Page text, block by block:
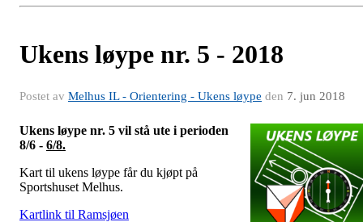
Ukens løype nr. 5 - 2018
Postet av Melhus IL - Orientering - Ukens løype den 7. jun 2018
Ukens løype nr. 5 vil stå ute i perioden
8/6 - 6/8.
Kart til ukens løype får du kjøpt på
Sportshuset Melhus.
Kartlink til Ramsjøen